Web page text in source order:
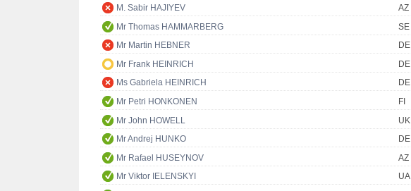
M. Sabir HAJIYEV
AZ
Mr Thomas HAMMARBERG
SE
Mr Martin HEBNER
DE
Mr Frank HEINRICH
DE
Ms Gabriela HEINRICH
DE
Mr Petri HONKONEN
FI
Mr John HOWELL
UK
Mr Andrej HUNKO
DE
Mr Rafael HUSEYNOV
AZ
Mr Viktor IELENSKYI
UA